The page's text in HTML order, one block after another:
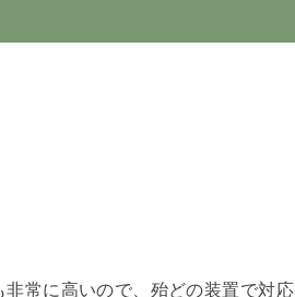
常に高いので、殆どの装置で対応